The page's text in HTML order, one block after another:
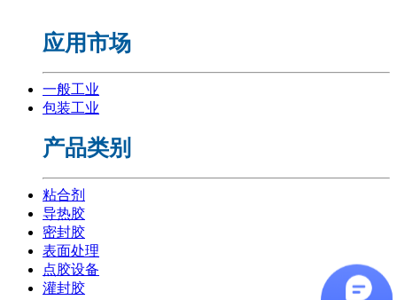
应用市场
一般工业
包装工业
产品类别
粘合剂
导热胶
密封胶
表面处理
点胶设备
灌封胶